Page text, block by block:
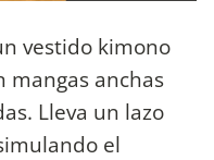
vestido kimono
mangas anchas
Lleva un lazo
el